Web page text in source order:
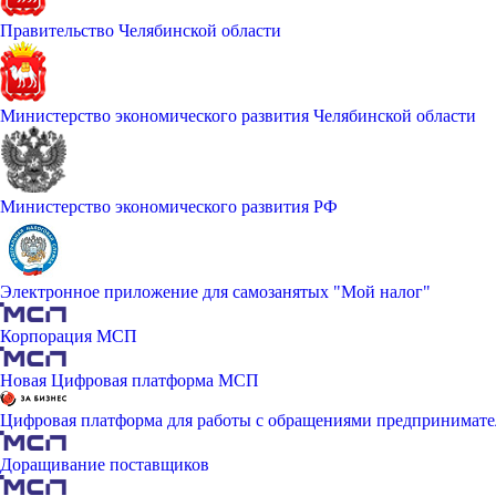
Правительство Челябинской области
Министерство экономического развития Челябинской области
Министерство экономического развития РФ
Электронное приложение для самозанятых "Мой налог"
Корпорация МСП
Новая Цифровая платформа МСП
Цифровая платформа для работы с обращениями
Доращивание поставщиков